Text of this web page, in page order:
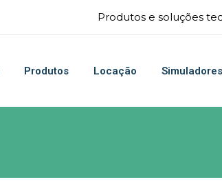
Produtos e soluções
Produtos Locação Simuladores